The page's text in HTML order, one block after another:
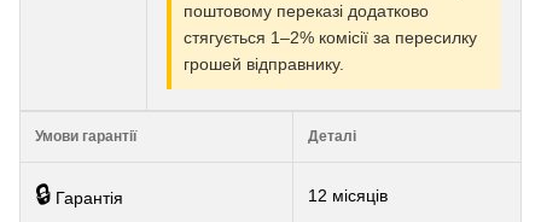
поштовому переказі додатково
стягується 1–2% комісії за пересилку
грошей відправнику.
Умови гарантії Деталі
🔒 Гарантія 12 місяців